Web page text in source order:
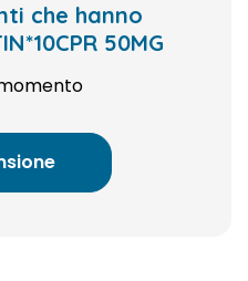
che hanno
50MG